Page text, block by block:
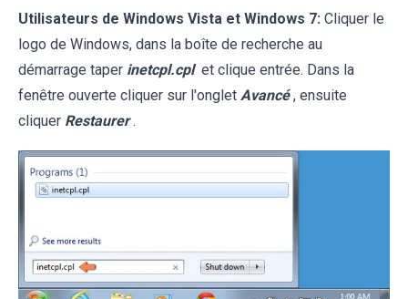
Utilisateurs de Windows Vista et Windows 7: Cliquer le
logo de Windows, dans la boîte de recherche au
démarrage taper inetcpl.cpl et clique entrée. Dans la
fenêtre ouverte cliquer sur l'onglet Avancé , ensuite
cliquer Restaurer .